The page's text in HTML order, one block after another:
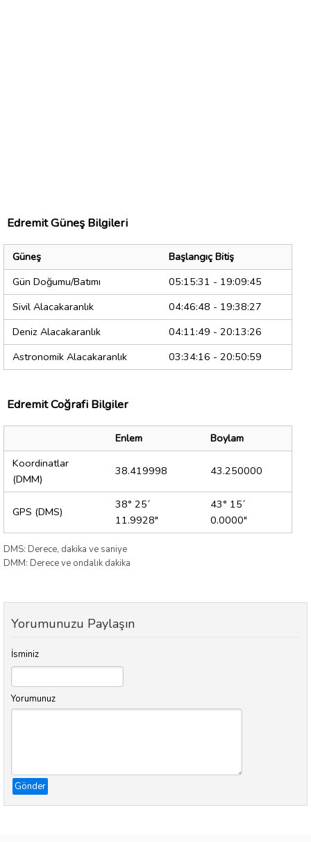
Edremit Güneş Bilgileri
Güneş
Başlangıç Bitiş
Gün Doğumu/Batımı
05:15:31 - 19:09:45
Sivil Alacakaranlık
04:46:48 - 19:38:27
Deniz Alacakaranlık
04:11:49 - 20:13:26
Astronomik Alacakaranlık
03:34:16 - 20:50:59
Edremit Coğrafi Bilgiler
Enlem
Boylam
Koordinatlar
(DMM)
38.419998 43.250000
GPS (DMS)
38° 25´
11.9928"
43° 15´
0.0000"
DMS: Derece, dakika ve saniye
DMM: Derece ve ondalık dakika
Yorumunuzu Paylaşın
İsminiz
Yorumunuz
Gönder